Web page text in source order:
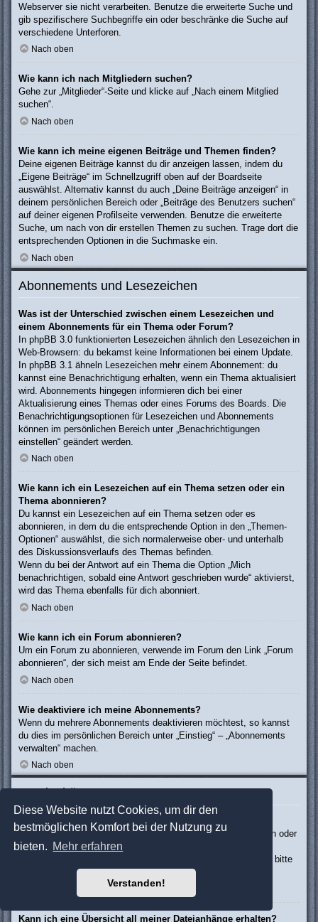
Diese Website nutzt Cookies, um dir den
bestmöglichen Komfort bei der Nutzung zu
bieten. Mehr erfahren
Verstanden!
Webserver sie nicht verarbeiten. Benutze die erweiterte Suche und
gib spezifischere Suchbegriffe ein oder beschränke die Suche auf
verschiedene Unterforen.
Nach oben
Wie kann ich nach Mitgliedern suchen?
Gehe zur „Mitglieder“-Seite und klicke auf „Nach einem Mitglied
suchen“.
Nach oben
Wie kann ich meine eigenen Beiträge und Themen finden?
Deine eigenen Beiträge kannst du dir anzeigen lassen, indem du
„Eigene Beiträge“ im Schnellzugriff oben auf der Boardseite
auswählst. Alternativ kannst du auch „Deine Beiträge anzeigen“ in
deinem persönlichen Bereich oder „Beiträge des Benutzers suchen“
auf deiner eigenen Profilseite verwenden. Benutze die erweiterte
Suche, um nach von dir erstellen Themen zu suchen. Trage dort die
entsprechenden Optionen in die Suchmaske ein.
Nach oben
Abonnements und Lesezeichen
Was ist der Unterschied zwischen einem Lesezeichen und
einem Abonnements für ein Thema oder Forum?
In phpBB 3.0 funktionierten Lesezeichen ähnlich den Lesezeichen in
Web-Browsern: du bekamst keine Informationen bei einem Update.
In phpBB 3.1 ähneln Lesezeichen mehr einem Abonnement: du
kannst eine Benachrichtigung erhalten, wenn ein Thema aktualisiert
wird. Abonnements hingegen informieren dich bei einer
Aktualisierung eines Themas oder eines Forums des Boards. Die
Benachrichtigungsoptionen für Lesezeichen und Abonnements
können im persönlichen Bereich unter „Benachrichtigungen
einstellen“ geändert werden.
Nach oben
Wie kann ich ein Lesezeichen auf ein Thema setzen oder ein
Thema abonnieren?
Du kannst ein Lesezeichen auf ein Thema setzen oder es
abonnieren, in dem du die entsprechende Option in den „Themen-
Optionen“ auswählst, die sich normalerweise ober- und unterhalb
des Diskussionsverlaufs des Themas befinden.
Wenn du bei der Antwort auf ein Thema die Option „Mich
benachrichtigen, sobald eine Antwort geschrieben wurde“ aktivierst,
wird das Thema ebenfalls für dich abonniert.
Nach oben
Wie kann ich ein Forum abonnieren?
Um ein Forum zu abonnieren, verwende im Forum den Link „Forum
abonnieren“, der sich meist am Ende der Seite befindet.
Nach oben
Wie deaktiviere ich meine Abonnements?
Wenn du mehrere Abonnements deaktivieren möchtest, so kannst
du dies im persönlichen Bereich unter „Einstieg“ – „Abonnements
verwalten“ machen.
Nach oben
Dateianhänge
Welche Dateianhänge sind in diesem Forum zulässig?
Die Board-Administration kann bestimmte Dateitypen zulassen oder
verbieten. Falls du dir nicht sicher bist, welche Dateitypen du
anhängen kannst und du Unterstützung benötigst, wende dich bitte
an die Board-Administration.
Kann ich eine Übersicht all meiner Dateianhänge erhalten?